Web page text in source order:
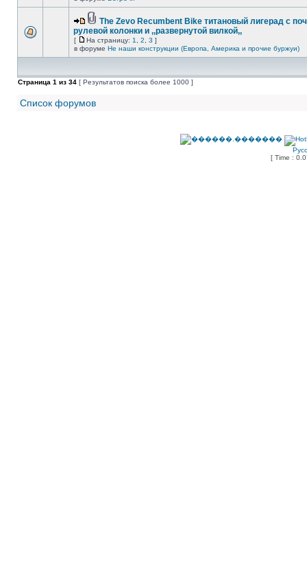
The Zevo Recumbent Bike титановый лигерад с
рулевой колонки и ,,развернутой вилкой,,
[ На страницу: 1 2 3 ]
в форуме Не наши конструкции (Европа, Америка и прочие буржуи)
Страница 1 из 34 [ Результатов поиска более 1000 ]
Список форумов
[ Time :